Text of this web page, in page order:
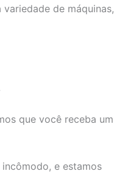
variedade de máquinas,
que você receba um
e estamos